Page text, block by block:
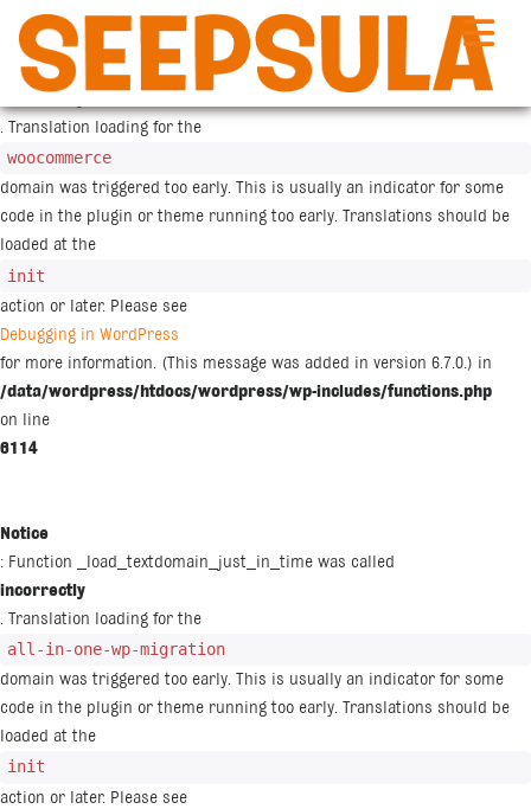
Notice
: Function _load_textdomain_just_in_time was called
. Translation loading for the
woocommerce
domain was triggered too early. This is usually an indicator for some
code in the plugin or theme running too early. Translations should be
loaded at the
init
action or later. Please see
Debugging in WordPress
for more information. (This message was added in version 6.7.0.) in
/data/wordpress/htdocs/wordpress/wp-includes/functions.php
on line
6114
Notice
: Function _load_textdomain_just_in_time was called
incorrectly
. Translation loading for the
all-in-one-wp-migration
domain was triggered too early. This is usually an indicator for some
code in the plugin or theme running too early. Translations should be
loaded at the
init
action or later. Please see
Siirry
sisältöön